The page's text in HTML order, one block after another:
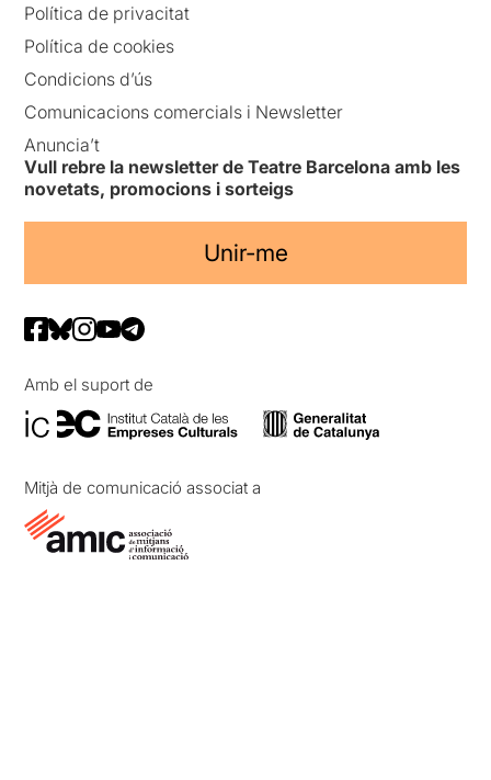
Política de privacitat
Política de cookies
Condicions d’ús
Comunicacions comercials i Newsletter
Anuncia’t
Vull rebre la newsletter de Teatre Barcelona amb les
novetats, promocions i sorteigs
Unir-me
Amb el suport de
Mitjà de comunicació associat a